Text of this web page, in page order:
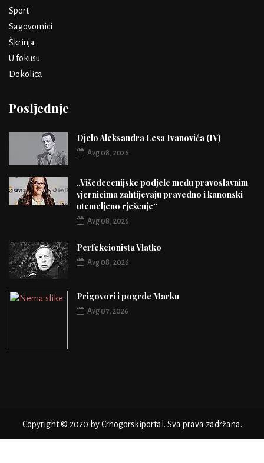
Sport
Sagovornici
Škrinja
U fokusu
Dokolica
Posljednje
Djelo Aleksandra Lesa Ivanovića (IV)
Avg 08, 2026
„Višedecenijske podjele među pravoslavnim
vjernicima zahtijevaju pravedno i kanonski
utemeljeno rješenje“
Avg 08, 2026
Perfekcionista Vlatko
Avg 08, 2026
Prigovori i pogrde Marku
Avg 07, 2026
Copyright © 2020 by Crnogorskiportal. Sva prava zadržana.